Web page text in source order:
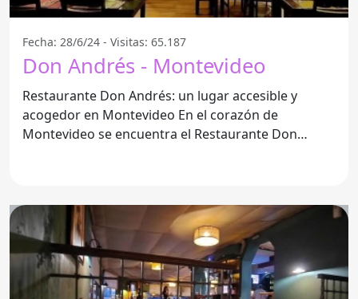
Fecha: 28/6/24 - Visitas: 65.187
Don Andrés - Montevideo
Restaurante Don Andrés: un lugar accesible y
acogedor en Montevideo En el corazón de
Montevideo se encuentra el Restaurante Don